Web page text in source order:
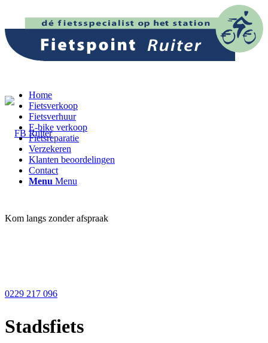
Kom langs zonder afspraak
0229 217 096
Home
Fietsverkoop
Fietsverhuur
E-bike verkoop
Fietsreparatie
Verzekeren
Klanten beoordelingen
Contact
Menu Menu
Stadsfiets